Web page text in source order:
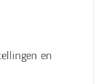
en